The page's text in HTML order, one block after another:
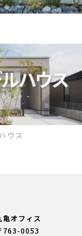
ウス
亀オフィス
763-0053